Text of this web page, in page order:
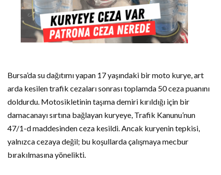
Bursa’da su dağıtımı yapan 17 yaşındaki bir moto kurye, art
arda kesilen trafik cezaları sonrası toplamda 50 ceza puanını
doldurdu. Motosikletinin taşıma demiri kırıldığı için bir
damacanayı sırtına bağlayan kuryeye, Trafik Kanunu’nun
47/1-d maddesinden ceza kesildi. Ancak kuryenin tepkisi,
yalnızca cezaya değil; bu koşullarda çalışmaya mecbur
bırakılmasına yönelikti.